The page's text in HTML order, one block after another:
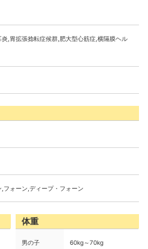
炎,胃拡張捻転症候群,肥大型心筋症,横隔膜ヘル
フォーン,ディープ・フォーン
体重
男の子 60kg～70kg